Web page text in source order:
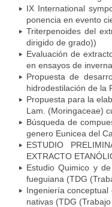
IX International
ponencia en evento
Triterpenoides del
dirigido de grado))
Evaluación de
en ensayos de
Propuesta de
hidrodestilación de la
Propuesta para la
Lam. (Moringaceae)
Búsqueda de
genero Eunicea del
ESTUDIO
EXTRACTO
Estudio Quimico y
fueguiana (TDG
Ingeniería
nativas (TDG